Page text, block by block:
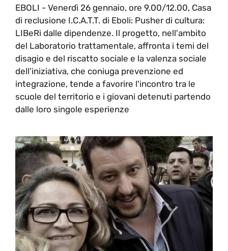
EBOLI - Venerdì 26 gennaio, ore 9.00/12.00, Casa
di reclusione I.C.A.T.T. di Eboli: Pusher di cultura:
LIBeRi dalle dipendenze. Il progetto, nell'ambito
del Laboratorio trattamentale, affronta i temi del
disagio e del riscatto sociale e la valenza sociale
dell'iniziativa, che coniuga prevenzione ed
integrazione, tende a favorire l'incontro tra le
scuole del territorio e i giovani detenuti partendo
dalle loro singole esperienze